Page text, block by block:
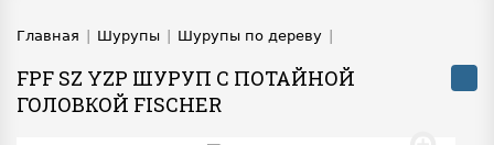
Главная Шурупы Шурупы по дереву
FPF SZ YZP ШУРУП С ПОТАЙНОЙ
ГОЛОВКОЙ FISCHER